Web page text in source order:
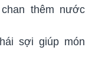
thêm nước
sợi giúp món